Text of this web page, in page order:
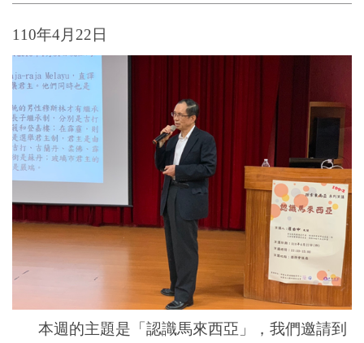
110年4月22日
本週的主題是「認識馬來西亞」，我們邀請到